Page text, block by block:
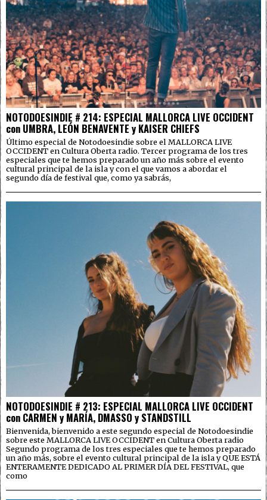
NOTODOESINDIE # 214: ESPECIAL MALLORCA LIVE OCCIDENT
con UMBRA, LEÓN BENAVENTE y KAISER CHIEFS
Último especial de Notodoesindie sobre el MALLORCA LIVE
OCCIDENT en Cultura Oberta radio. Tercer programa de los tres
especiales que te hemos preparado un año más sobre el evento
cultural principal de la isla y con el que vamos a abordar el
segundo día de festival que, como ya sabrás,
NOTODOESINDIE # 213: ESPECIAL MALLORCA LIVE OCCIDENT
con CARMEN y MARÍA, DMASSO y STANDSTILL
Bienvenida, bienvenido a este segundo especial de Notodoesindie
sobre este MALLORCA LIVE OCCIDENT en Cultura Oberta radio
Segundo programa de los tres especiales que te hemos preparado
un año más, sobre el evento cultural principal de la isla y QUE ESTÁ
ENTERAMENTE DEDICADO AL PRIMER DÍA DEL FESTIVAL, que
como